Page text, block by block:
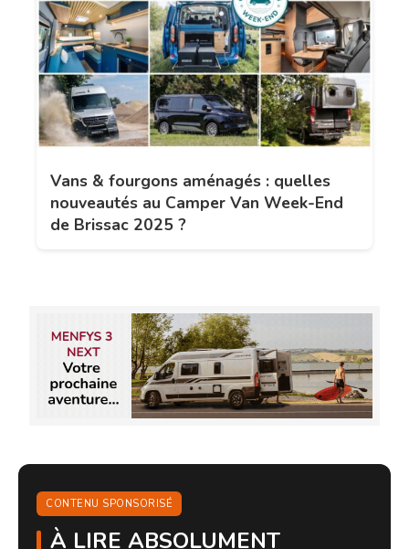
Vans & fourgons aménagés : quelles
nouveautés au Camper Van Week-End
de Brissac 2025 ?
CONTENU SPONSORISÉ
À LIRE ABSOLUMENT